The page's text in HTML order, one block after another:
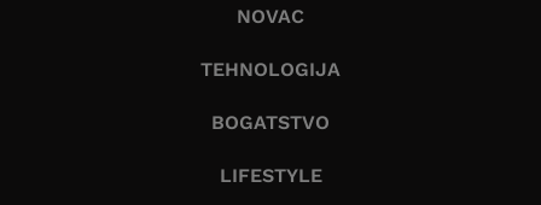
NOVAC
TEHNOLOGIJA
BOGATSTVO
LIFESTYLE